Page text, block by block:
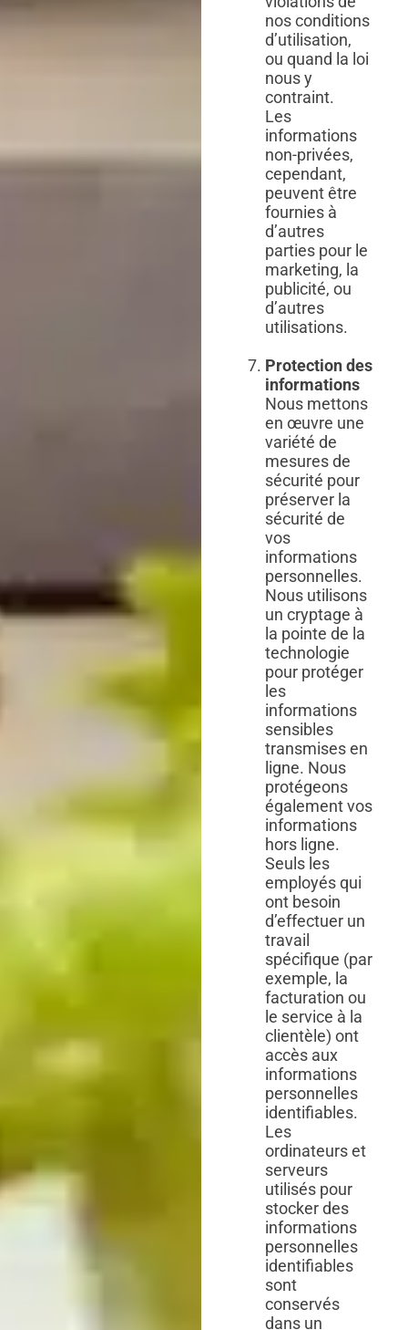
nos conditions
d’utilisation,
ou quand la loi
nous y
contraint.
Les
informations
non-privées,
cependant,
peuvent être
fournies à
d’autres
parties pour le
marketing, la
publicité, ou
d’autres
utilisations.
Protection des
informations
Nous mettons
en œuvre une
variété de
mesures de
sécurité pour
préserver la
sécurité de
vos
informations
personnelles.
Nous utilisons
un cryptage à
la pointe de la
technologie
pour protéger
les
informations
sensibles
transmises en
ligne. Nous
protégeons
également vos
informations
hors ligne.
Seuls les
employés qui
ont besoin
d’effectuer un
travail
spécifique (par
exemple, la
facturation ou
le service à la
clientèle) ont
accès aux
informations
personnelles
identifiables.
Les
ordinateurs et
serveurs
utilisés pour
stocker des
informations
personnelles
identifiables
sont
conservés
dans un